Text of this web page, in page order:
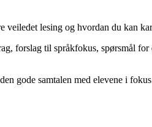
lesing og hvordan du kan
forslag til språkfokus, spørsmål
gode samtalen med elevene i